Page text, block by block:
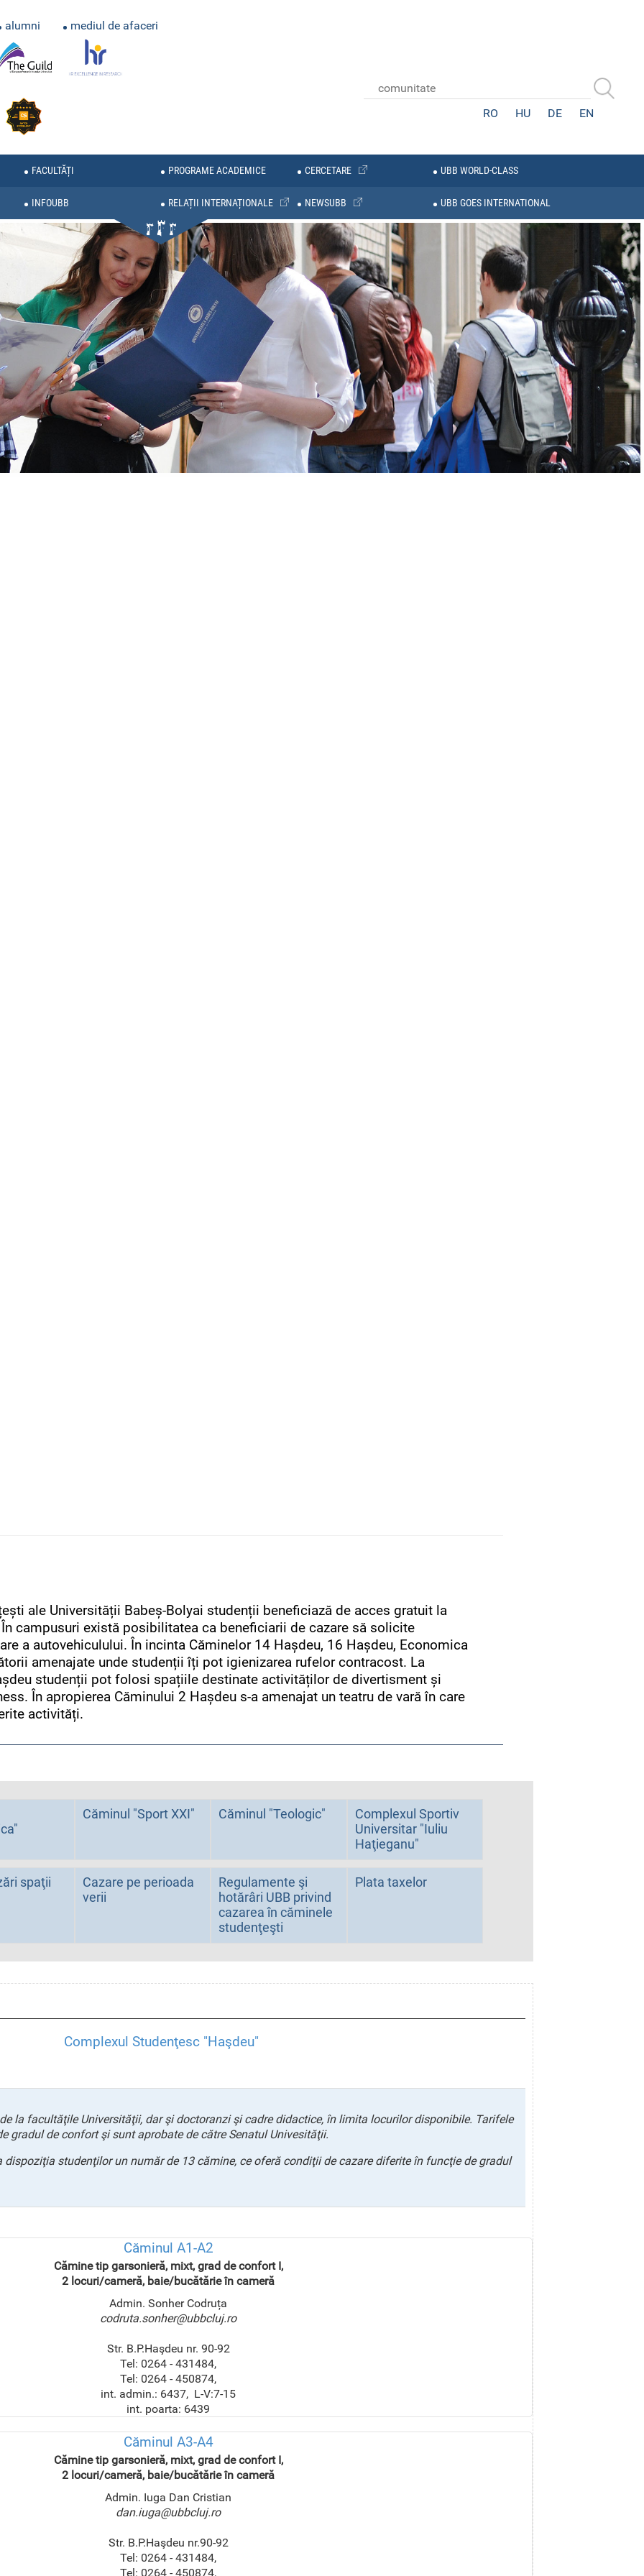
alumni mediul de afaceri
RO HU DE EN
FACULTĂȚI PROGRAME ACADEMICE CERCETARE UBB WORLD-CLASS
INFOUBB RELAȚII INTERNAȚIONALE NEWSUBB UBB GOES INTERNATIONAL
ale Universității Babeș-Bolyai studenții beneficiază de acces gratuit la
campusuri există posibilitatea ca beneficiarii de cazare să solicite
a autovehiculului. În incinta Căminelor 14 Hașdeu, 16 Hașdeu, Economica
amenajate unde studenții îți pot igienizarea rufelor contracost. La
studenții pot folosi spațiile destinate activităților de divertisment și
În apropierea Căminului 2 Hașdeu s-a amenajat un teatru de vară în care
activități.
Căminul "Sport XXI" Căminul "Teologic"
Complexul Sportiv
Universitar "Iuliu
Haţieganu"
spaţii
Cazare pe perioada
verii
Regulamente şi
hotărâri UBB privind
cazarea în căminele
studenţeşti
Plata taxelor
Complexul Studenţesc "Haşdeu"
la facultăţile Universităţii, dar şi doctoranzi şi cadre didactice, în limita locurilor disponibile. Tarifele
gradul de confort şi sunt aprobate de către Senatul Univesităţii.
dispoziţia studenţilor un număr de 13 cămine, ce oferă condiţii de cazare diferite în funcţie de gradul
Căminul A1-A2
Cămine tip garsonieră, mixt, grad de confort I,
2 locuri/cameră, baie/bucătărie în cameră
Admin. Sonher Codruța
codruta.sonher@ubbcluj.ro
Str. B.P.Haşdeu nr. 90-92
Tel: 0264 - 431484,
Tel: 0264 - 450874,
int. admin.: 6437, L-V:7-15
int. poarta: 6439
Căminul A3-A4
Cămine tip garsonieră, mixt, grad de confort I,
2 locuri/cameră, baie/bucătărie în cameră
Admin. Iuga Dan Cristian
dan.iuga@ubbcluj.ro
Str. B.P.Haşdeu nr.90-92
Tel: 0264 - 431484,
Tel: 0264 - 450874,